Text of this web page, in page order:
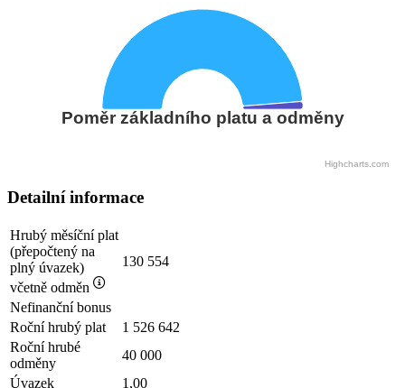
Poměr základního platu a odměny
Highcharts.com
Detailní informace
Hrubý měsíční plat
(přepočtený na
plný úvazek)
včetně odměn
130 554
Nefinanční bonus
Roční hrubý plat
1 526 642
Roční hrubé
odměny
40 000
Úvazek
1,00